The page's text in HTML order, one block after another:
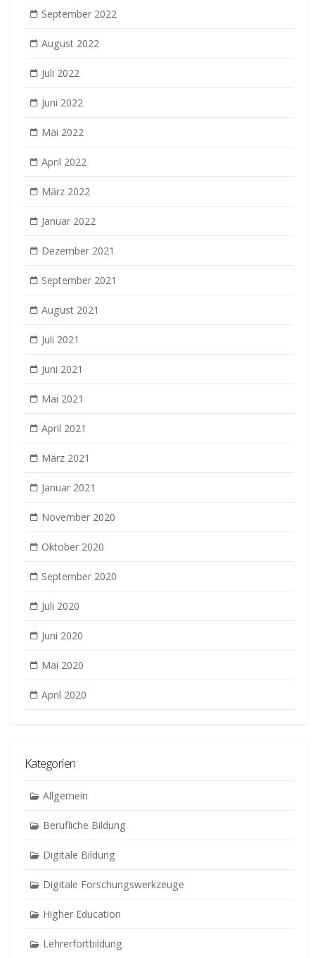
September 2022
August 2022
Juli 2022
Juni 2022
Mai 2022
April 2022
März 2022
Januar 2022
Dezember 2021
September 2021
August 2021
Juli 2021
Juni 2021
Mai 2021
April 2021
März 2021
Januar 2021
November 2020
Oktober 2020
September 2020
Juli 2020
Juni 2020
Mai 2020
April 2020
Kategorien
Allgemein
Berufliche Bildung
Digitale Bildung
Digitale Forschungswerkzeuge
Higher Education
Lehrerfortbildung